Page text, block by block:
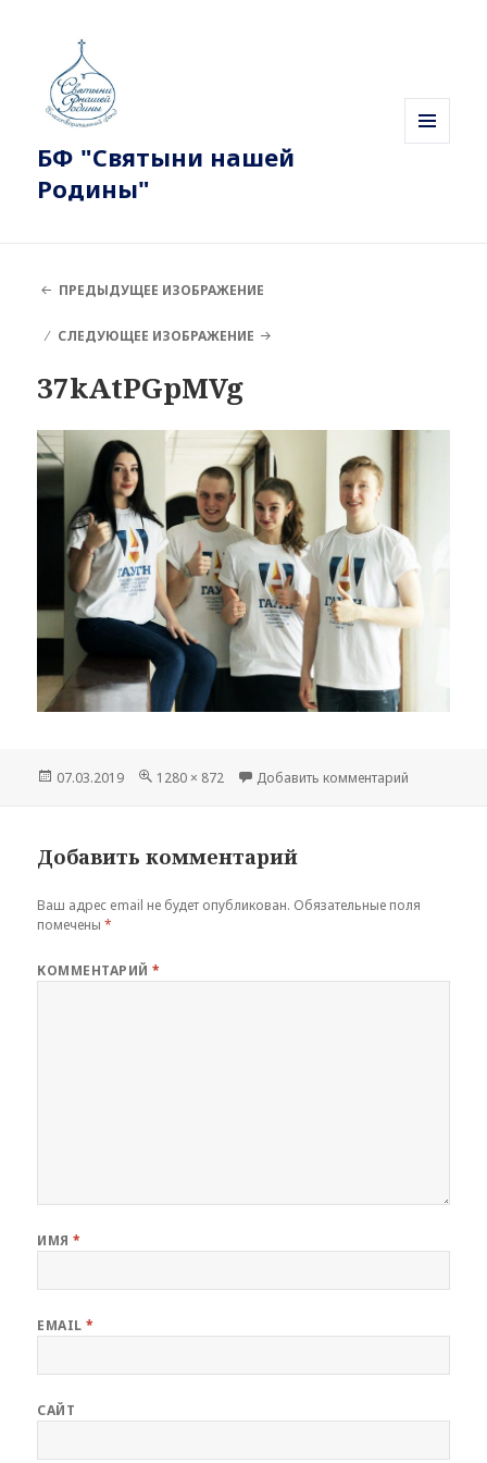
БФ "Святыни нашей
Родины"
ПРЕДЫДУЩЕЕ ИЗОБРАЖЕНИЕ
СЛЕДУЮЩЕЕ ИЗОБРАЖЕНИЕ
37kAtPGpMVg
Опубликовано
07.03.2019
Полный
1280 × 872 Добавить комментарий
Добавить комментарий
Ваш адрес email не будет опубликован. Обязательные поля
помечены*
КОММЕНТАРИЙ*
ИМЯ*
EMAIL*
САЙТ